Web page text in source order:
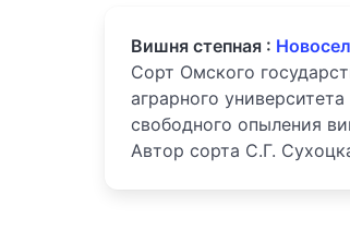
Вишня степная :
Сорт Омского
аграрного
свободного опыления
Автор сорта С.Г.